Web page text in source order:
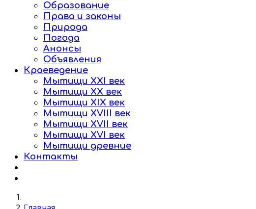
Образование
Права и законы
Природа
Погода
Анонсы
Объявления
Краеведение
Мытищи XXI век
Мытищи XX век
Мытищи XIX век
Мытищи XVIII век
Мытищи XVII век
Мытищи XVI век
Мытищи древние
Контакты